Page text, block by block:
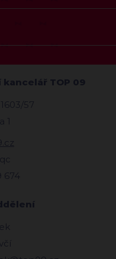
TOP 09
57
674